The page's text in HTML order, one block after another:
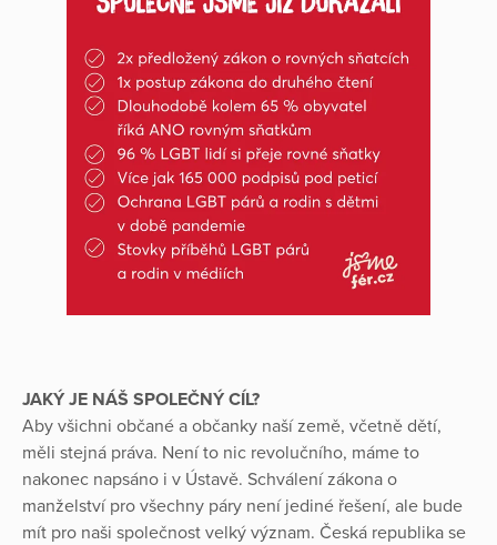
JAKÝ JE NÁŠ SPOLEČNÝ CÍL?
Aby všichni občané a občanky naší země, včetně dětí,
měli stejná práva. Není to nic revolučního, máme to
nakonec napsáno i v Ústavě. Schválení zákona o
manželství pro všechny páry není jediné řešení, ale bude
mít pro naši společnost velký význam. Česká republika se